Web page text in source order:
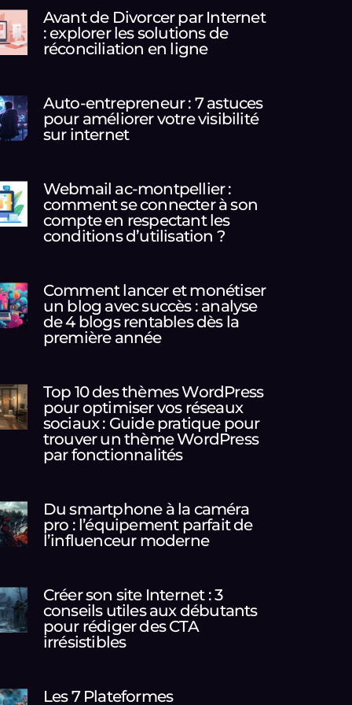
Avant de Divorcer par Internet
: explorer les solutions de
réconciliation en ligne
Auto-entrepreneur : 7 astuces
pour améliorer votre visibilité
sur internet
Webmail ac-montpellier :
comment se connecter à son
compte en respectant les
conditions d’utilisation ?
Comment lancer et monétiser
un blog avec succès : analyse
de 4 blogs rentables dès la
première année
Top 10 des thèmes WordPress
pour optimiser vos réseaux
sociaux : Guide pratique pour
trouver un thème WordPress
par fonctionnalités
Du smartphone à la caméra
pro : l’équipement parfait de
l’influenceur moderne
Créer son site Internet : 3
conseils utiles aux débutants
pour rédiger des CTA
irrésistibles
Les 7 Plateformes